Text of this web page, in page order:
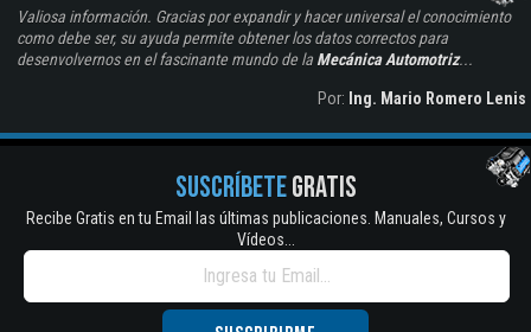
Valiosa información. Gracias por expandir y hacer universal el conocimiento
como debe ser, su ayuda permite obtener los datos correctos para
desenvolvernos en el fascinante mundo de la Mecánica Automotriz...
Por: Ing. Mario Romero Lenis
SUSCRÍBETEGRATIS
Recibe Gratis en tu Email las últimas publicaciones. Manuales, Cursos y
Vídeos...